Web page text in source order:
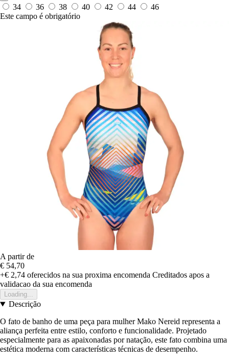
34 36 38 40 42 44
46
Este campo é obrigatório
A partir de
€ 54,70
+€ 2,74 oferecidos na sua proxima encomenda Creditados apos a
validacao da sua encomenda
Loading...
Descrição
O fato de banho de uma peça para mulher Mako Nereid representa a
aliança perfeita entre estilo, conforto e funcionalidade. Projetado
especialmente para as apaixonadas por natação, este fato combina uma
estética moderna com características técnicas de desempenho.